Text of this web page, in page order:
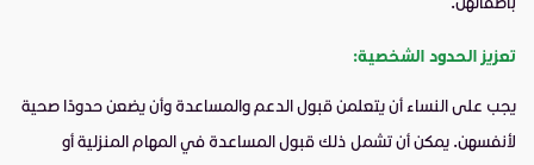
تعزيز الحدود الشخصية:
يجب على النساء أن يتعلمن قبول الدعم والمساعدة وأن يضعن حدودًا صحية
لأنفسهن. يمكن أن تشمل ذلك قبول المساعدة في المهام المنزلية أو